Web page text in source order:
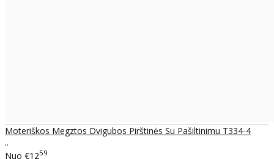
Moteriškos Megztos Dvigubos Pirštinės Su Pašiltinimu T334-4
..
Nuo €1259